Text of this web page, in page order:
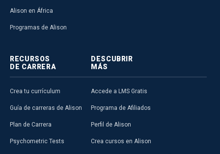
Alison en África
Programas de Alison
RECURSOS
DE CARRERA
Crea tu currículum
Guía de carreras de Alison
Plan de Carrera
Psychometric Tests
DESCUBRIR
MÁS
Accede a LMS Gratis
Programa de Afiliados
Perfil de Alison
Crea cursos en Alison